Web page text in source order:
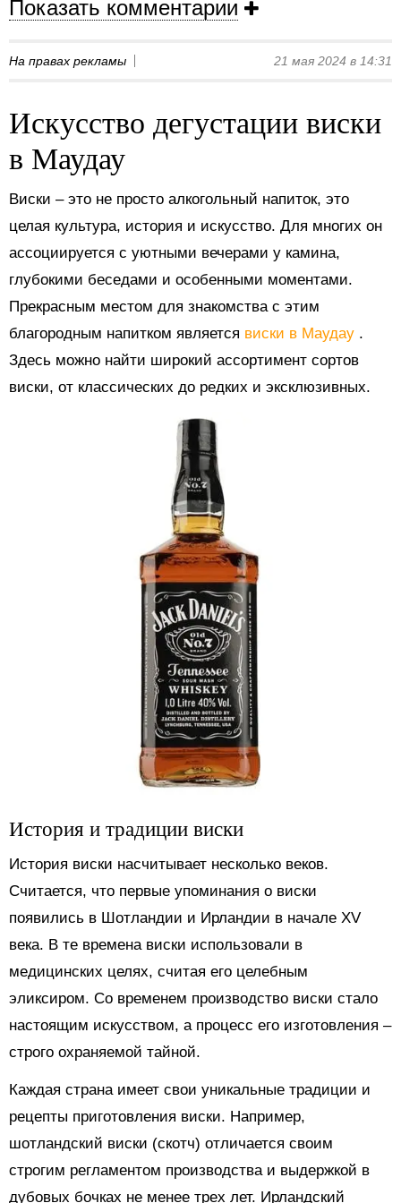
Показать комментарии
На правах рекламы 21 мая 2024 в 14:31
Искусство дегустации виски
в Маудау
Виски – это не просто алкогольный напиток, это
целая культура, история и искусство. Для многих он
ассоциируется с уютными вечерами у камина,
глубокими беседами и особенными моментами.
Прекрасным местом для знакомства с этим
благородным напитком является виски в Маудау .
Здесь можно найти широкий ассортимент сортов
виски, от классических до редких и эксклюзивных.
История и традиции виски
История виски насчитывает несколько веков.
Считается, что первые упоминания о виски
появились в Шотландии и Ирландии в начале XV
века. В те времена виски использовали в
медицинских целях, считая его целебным
эликсиром. Со временем производство виски стало
настоящим искусством, а процесс его изготовления –
строго охраняемой тайной.
Каждая страна имеет свои уникальные традиции и
рецепты приготовления виски. Например,
шотландский виски (скотч) отличается своим
строгим регламентом производства и выдержкой в
дубовых бочках не менее трех лет. Ирландский